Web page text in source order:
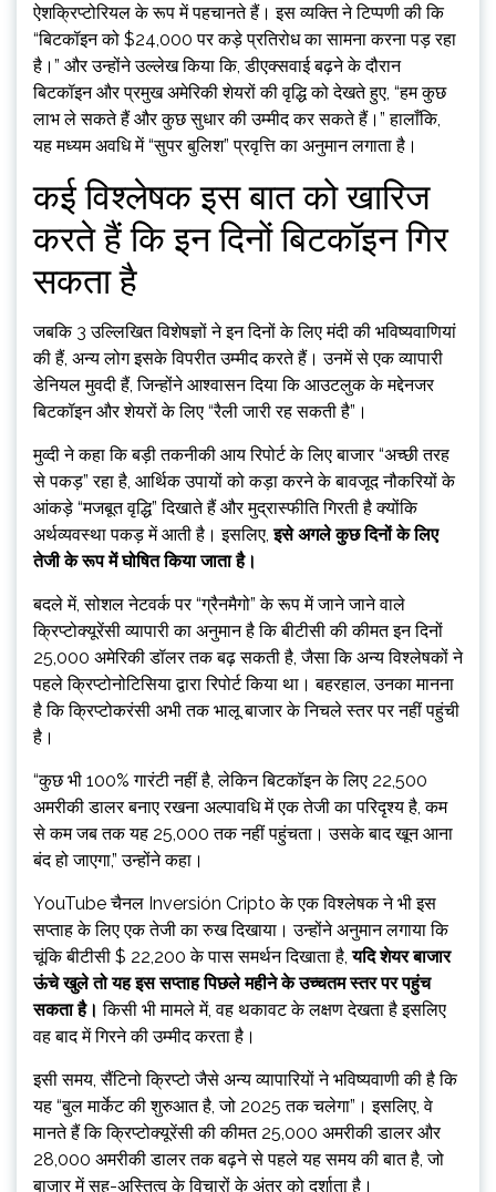
ऐशक्रिप्टोरियल के रूप में पहचानते हैं। इस व्यक्ति ने टिप्पणी की कि
“बिटकॉइन को $24,000 पर कड़े प्रतिरोध का सामना करना पड़ रहा
है।” और उन्होंने उल्लेख किया कि, डीएक्सवाई बढ़ने के दौरान
बिटकॉइन और प्रमुख अमेरिकी शेयरों की वृद्धि को देखते हुए, “हम कुछ
लाभ ले सकते हैं और कुछ सुधार की उम्मीद कर सकते हैं।” हालाँकि,
यह मध्यम अवधि में “सुपर बुलिश” प्रवृत्ति का अनुमान लगाता है।
कई विश्लेषक इस बात को खारिज
करते हैं कि इन दिनों बिटकॉइन गिर
सकता है
जबकि 3 उल्लिखित विशेषज्ञों ने इन दिनों के लिए मंदी की भविष्यवाणियां
की हैं, अन्य लोग इसके विपरीत उम्मीद करते हैं। उनमें से एक व्यापारी
डेनियल मुवदी हैं, जिन्होंने आश्वासन दिया कि आउटलुक के मद्देनजर
बिटकॉइन और शेयरों के लिए “रैली जारी रह सकती है”।
मुव्दी ने कहा कि बड़ी तकनीकी आय रिपोर्ट के लिए बाजार “अच्छी तरह
से पकड़” रहा है, आर्थिक उपायों को कड़ा करने के बावजूद नौकरियों के
आंकड़े “मजबूत वृद्धि” दिखाते हैं और मुद्रास्फीति गिरती है क्योंकि
अर्थव्यवस्था पकड़ में आती है। इसलिए,इसे अगले कुछ दिनों के लिए
तेजी के रूप में घोषित किया जाता है।
बदले में, सोशल नेटवर्क पर “ग्रैनमैगो” के रूप में जाने जाने वाले
क्रिप्टोक्यूरेंसी व्यापारी का अनुमान है कि बीटीसी की कीमत इन दिनों
25,000 अमेरिकी डॉलर तक बढ़ सकती है, जैसा कि अन्य विश्लेषकों ने
पहले क्रिप्टोनोटिसिया द्वारा रिपोर्ट किया था। बहरहाल, उनका मानना ​​​​
है कि क्रिप्टोकरंसी अभी तक भालू बाजार के निचले स्तर पर नहीं पहुंची
है।
“कुछ भी 100% गारंटी नहीं है, लेकिन बिटकॉइन के लिए 22,500
अमरीकी डालर बनाए रखना अल्पावधि में एक तेजी का परिदृश्य है, कम
से कम जब तक यह 25,000 तक नहीं पहुंचता। उसके बाद खून आना
बंद हो जाएगा,” उन्होंने कहा।
YouTube चैनल Inversión Cripto के एक विश्लेषक ने भी इस
सप्ताह के लिए एक तेजी का रुख दिखाया। उन्होंने अनुमान लगाया कि
चूंकि बीटीसी $ 22,200 के पास समर्थन दिखाता है,यदि शेयर बाजार
ऊंचे खुले तो यह इस सप्ताह पिछले महीने के उच्चतम स्तर पर पहुंच
सकता है। किसी भी मामले में, वह थकावट के लक्षण देखता है इसलिए
वह बाद में गिरने की उम्मीद करता है।
इसी समय, सैंटिनो क्रिप्टो जैसे अन्य व्यापारियों ने भविष्यवाणी की है कि
यह “बुल मार्केट की शुरुआत है, जो 2025 तक चलेगा”। इसलिए, वे
मानते हैं कि क्रिप्टोक्यूरेंसी की कीमत 25,000 अमरीकी डालर और
28,000 अमरीकी डालर तक बढ़ने से पहले यह समय की बात है, जो
बाजार में सह-अस्तित्व के विचारों के अंतर को दर्शाता है।